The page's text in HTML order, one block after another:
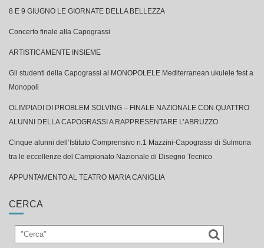
8 E 9 GIUGNO LE GIORNATE DELLA BELLEZZA
Concerto finale alla Capograssi
ARTISTICAMENTE INSIEME
Gli studenti della Capograssi al MONOPOLELE Mediterranean ukulele fest a
Monopoli
OLIMPIADI DI PROBLEM SOLVING – FINALE NAZIONALE CON QUATTRO
ALUNNI DELLA CAPOGRASSI A RAPPRESENTARE L’ABRUZZO
Cinque alunni dell’Istituto Comprensivo n.1 Mazzini-Capograssi di Sulmona
tra le eccellenze del Campionato Nazionale di Disegno Tecnico
APPUNTAMENTO AL TEATRO MARIA CANIGLIA
CERCA